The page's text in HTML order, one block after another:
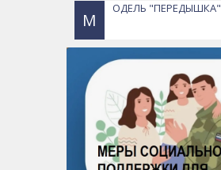
М
ОДЕЛЬ "ПЕРЕДЫШКА"